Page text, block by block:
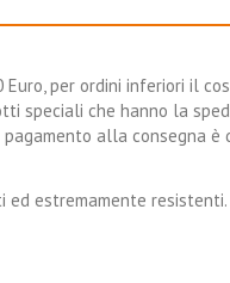
per ordini inferiori il
speciali che hanno la
alla consegna è
ed estremamente resistenti.